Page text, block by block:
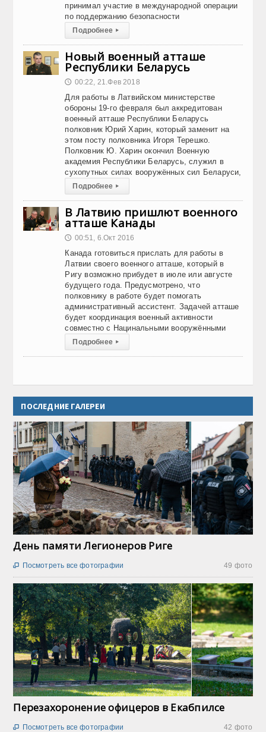
принимал участие в международной операции
по поддержанию безопасности
Подробнее ▸
Новый военный атташе
Республики Беларусь
🕔 00:22, 21.Фев 2018
Для работы в Латвийском министерстве
обороны 19-го февраля был аккредитован
военный атташе Республики Беларусь
полковник Юрий Харин, который заменит на
этом посту полковника Игоря Терешко.
Полковник Ю. Харин окончил Военную
академия Республики Беларусь, служил в
сухопутных силах вооружённых сил Беларуси,
Подробнее ▸
В Латвию пришлют военного
атташе Канады
🕔 00:51, 6.Окт 2016
Канада готовиться прислать для работы в
Латвии своего военного атташе, который в
Ригу возможно прибудет в июле или августе
будущего года. Предусмотрено, что
полковнику в работе будет помогать
административный ассистент. Задачей атташе
будет координация военный активности
совместно с Нацинальными вооружёнными
Подробнее ▸
ПОСЛЕДНИЕ ГАЛЕРЕИ
День памяти Легионеров Риге
49 фото
 Посмотреть все фотографии
Перезахоронение офицеров в Екабпилсе
42 фото
 Посмотреть все фотографии